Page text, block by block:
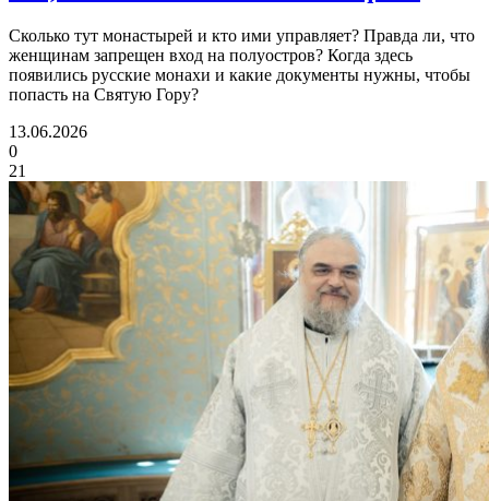
Сколько тут монастырей и кто ими управляет? Правда ли, что
женщинам запрещен вход на полуостров? Когда здесь
появились русские монахи и какие документы нужны, чтобы
попасть на Святую Гору?
13.06.2026
0
21